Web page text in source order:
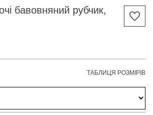
бавовняний рубчик,
ТАБЛИЦЯ РОЗМІРІВ